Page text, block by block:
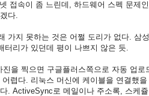
접속이 좀 느린데, 하드웨어 스펙 문제
다.
가지 못하는 것은 어쩔 도리가 없다. 삼
리가 있던데 평이 나쁘지 않은 듯.
을 찍으면 구글플러스쪽으로 자동 업로
렵다. 리눅스 머신에 케이블을 연결했
. ActiveSync로 메일이나 주소록, 스케